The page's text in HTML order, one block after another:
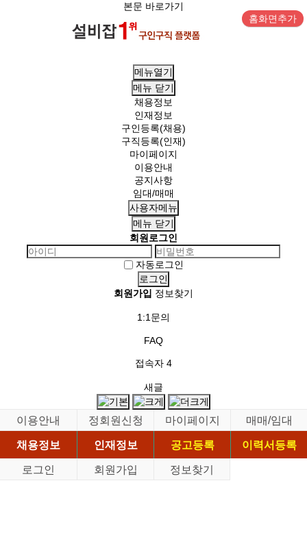
본문 바로가기
홈화면추가
메뉴열기
메뉴 닫기
채용정보
인재정보
구인등록(채용)
구직등록(인재)
마이페이지
이용안내
공지사항
임대/매매
사용자메뉴
메뉴 닫기
회원로그인
자동로그인
회원가입 정보찾기
1:1문의
FAQ
접속자 4
새글
이용안내 정회원신청 마이페이지
매매/임대
채용정보
인재정보 공고등록
이력서등록
로그인
회원가입 정보찾기